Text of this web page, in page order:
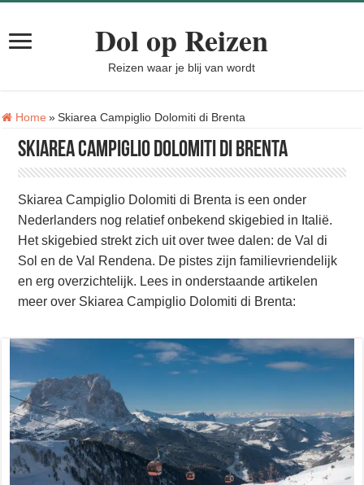
Dol op Reizen
Reizen waar je blij van wordt
Home » Tag:
Skiarea Campiglio Dolomiti di Brenta
Skiarea Campiglio Dolomiti di Brenta
Skiarea Campiglio Dolomiti di Brenta is een onder
Nederlanders nog relatief onbekend skigebied in Italië.
Het skigebied strekt zich uit over twee dalen: de Val di
Sol en de Val Rendena. De pistes zijn familievriendelijk
en erg overzichtelijk. Lees in onderstaande artikelen
meer over Skiarea Campiglio Dolomiti di Brenta: